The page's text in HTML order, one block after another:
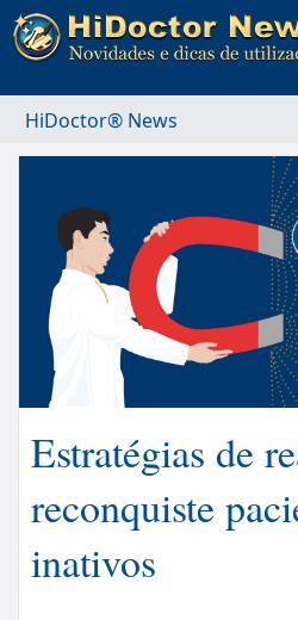
HiDoctor® News
Estratégias de
reconquiste
inativos